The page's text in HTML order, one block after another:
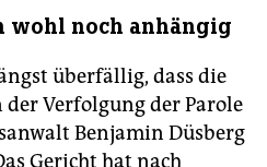
wohl noch anhängig
überfällig, dass die
Verfolgung der Parole
Benjamin Düsberg
Gericht hat nach